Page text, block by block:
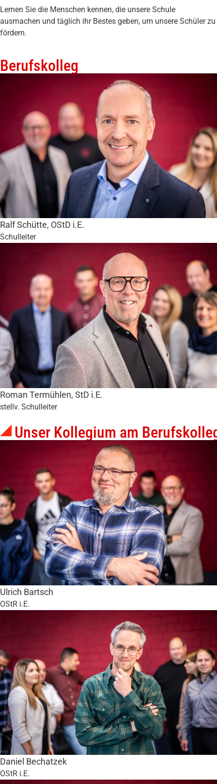
Lernen Sie die Menschen kennen, die unsere Schule
ausmachen und täglich ihr Bestes geben, um unsere Schüler zu
fördern.
Berufskolleg
Ralf Schütte, OStD i.E.
Schulleiter
Roman Termühlen, StD i.E.
stellv. Schulleiter
Unser Kollegium am
Ulrich Bartsch
OStR i.E.
Daniel Bechatzek
OStR i.E.